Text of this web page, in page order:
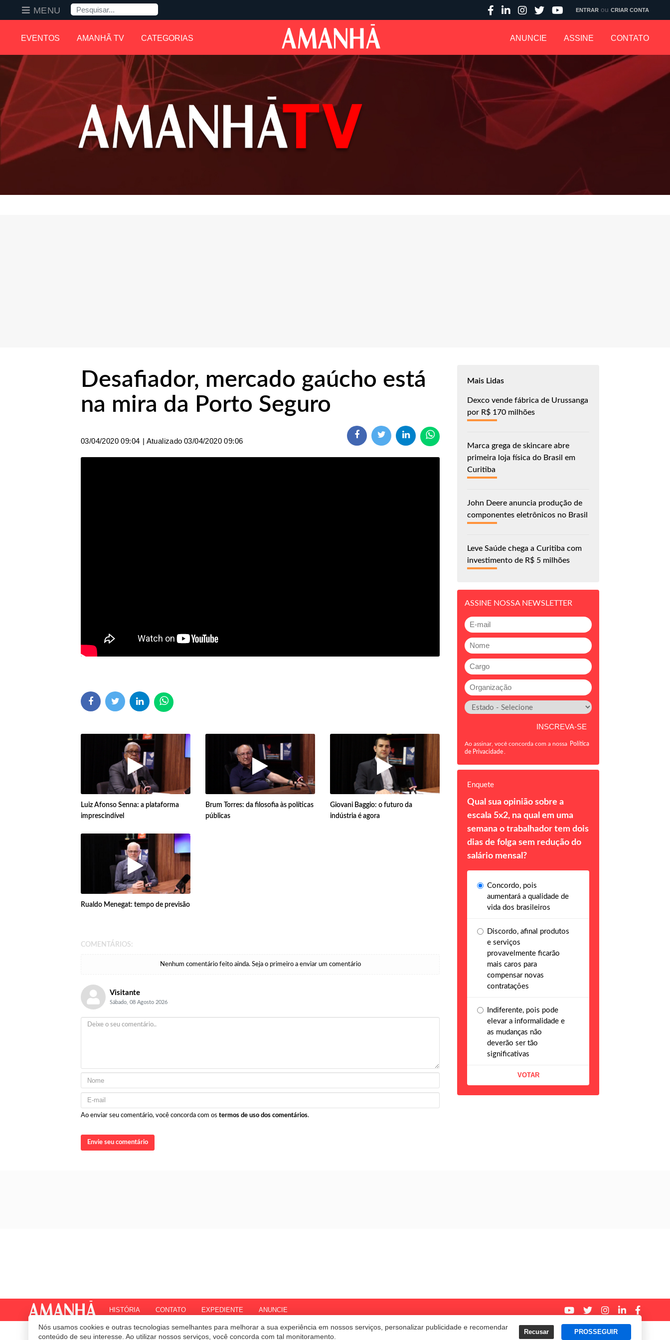
EVENTOS AMANHÃ TV CATEGORIAS ANUNCIE ASSINE CONTATO
MENU Pesquisa ENTRAR ou CRIAR CONTA
Nós usamos cookies e outras tecnologias semelhantes para melhorar a sua experiência em nossos serviços, personalizar publicidade e recomendar
conteúdo de seu interesse. Ao utilizar nossos serviços, você concorda com tal monitoramento.
Recusar PROSSEGUIR
Desafiador, mercado gaúcho está
na mira da Porto Seguro
03/04/2020 09:04 | Atualizado 03/04/2020 09:06
Luiz Afonso Senna: a plataforma
imprescindível
Brum Torres: da filosofia às políticas
públicas
Giovani Baggio: o futuro da
indústria é agora
Rualdo Menegat: tempo de previsão
COMENTÁRIOS:
Nenhum comentário feito ainda. Seja o primeiro a enviar um comentário
Visitante
Sábado, 08 Agosto 2026
Ao enviar seu comentário, você concorda com os termos de uso dos comentários.
Envie seu comentário
Mais Lidas
Dexco vende fábrica de Urussanga
por R$ 170 milhões
Marca grega de skincare abre
primeira loja física do Brasil em
Curitiba
John Deere anuncia produção de
componentes eletrônicos no Brasil
Leve Saúde chega a Curitiba com
investimento de R$ 5 milhões
ASSINE NOSSA NEWSLETTER
Ao assinar, você concorda com a nossa Política
de Privacidade
Enquete
Qual sua opinião sobre a
escala 5x2, na qual em uma
semana o trabalhador tem dois
dias de folga sem redução do
salário mensal?
Concordo, pois
aumentará a qualidade de
vida dos brasileiros
Discordo, afinal produtos
e serviços
provavelmente ficarão
mais caros para
compensar novas
contratações
Indiferente, pois pode
elevar a informalidade e
as mudanças não
deverão ser tão
significativas
HISTÓRIA CONTATO EXPEDIENTE ANUNCIE
© 2020 Revista Amanhã. Todos os direitos reservados.Desenvolvido por Termos e Políticas de Uso Privacidade